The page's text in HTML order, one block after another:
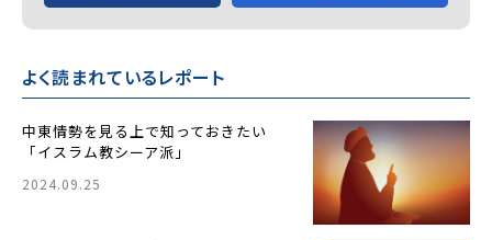
よく読まれているレポート
中東情勢を見る上で知っておきたい
「イスラム教シーア派」
2024.09.25